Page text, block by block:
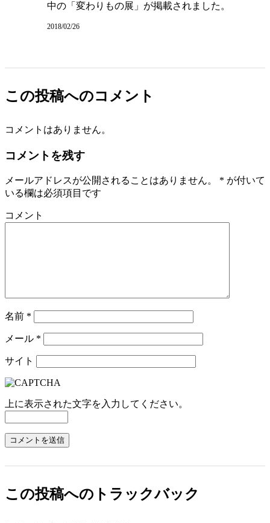
中の「変わりもの展」が掲載されました。
2018/02/26
この投稿へのコメント
コメントはありません。
コメントを残す
メールアドレスが公開されることはありません。 * が付いて
いる欄は必須項目です
コメント
名前 *
メール *
サイト
上に表示された文字を入力してください。
この投稿へのトラックバック